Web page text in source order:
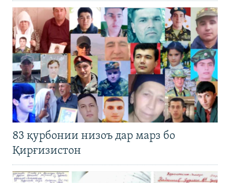
83 қурбонии низоъ дар марз бо
Қирғизистон